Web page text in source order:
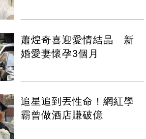
蕭煌奇喜迎愛情結晶 新
婚愛妻懷孕3個月
追星追到丟性命！網紅學
霸曾做酒店賺破億